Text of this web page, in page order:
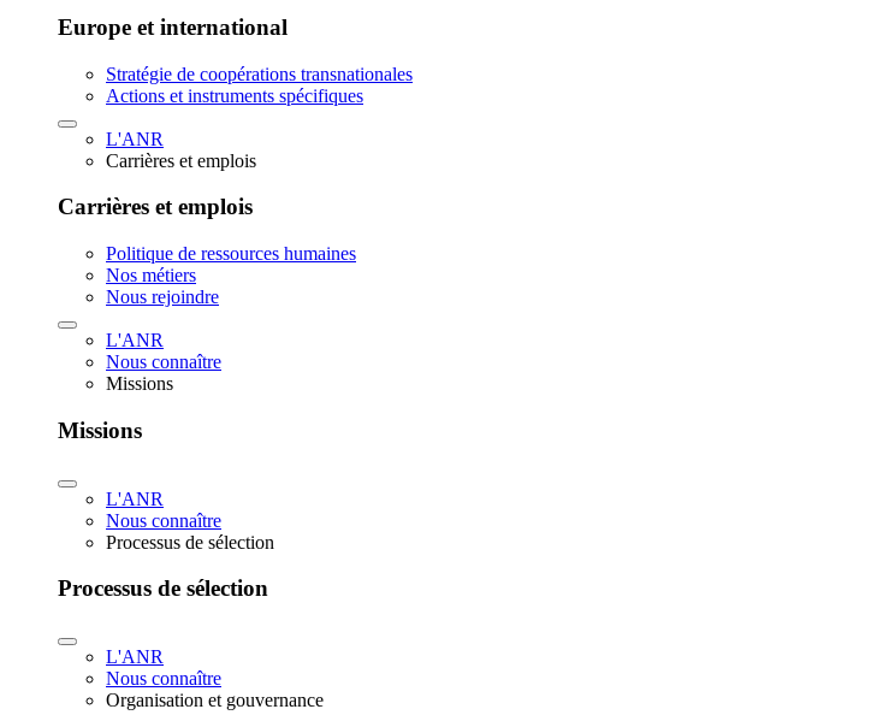
Europe et international
Stratégie de coopérations transnationales
Actions et instruments spécifiques
L'ANR
Carrières et emplois
Carrières et emplois
Politique de ressources humaines
Nos métiers
Nous rejoindre
L'ANR
Nous connaître
Missions
Missions
L'ANR
Nous connaître
Processus de sélection
Processus de sélection
L'ANR
Nous connaître
Organisation et gouvernance